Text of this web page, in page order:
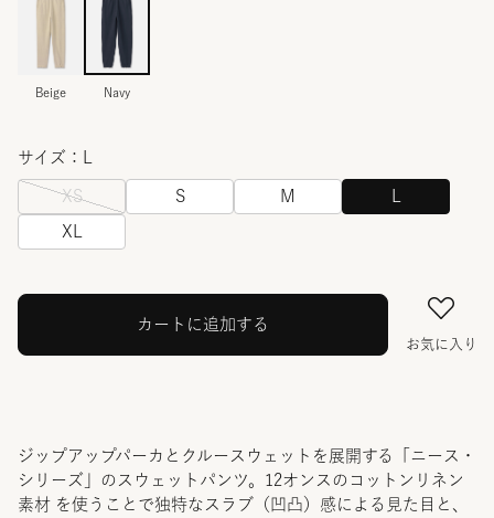
Beige Navy
サイズ：L
XS S M
XL
カートに追加する
お気に入り
ジップアップパーカとクルースウェットを展開する「ニース・
シリーズ」のスウェットパンツ。12オンスのコットンリネン
素材 を使うことで独特なスラブ（凹凸）感による見た目と、